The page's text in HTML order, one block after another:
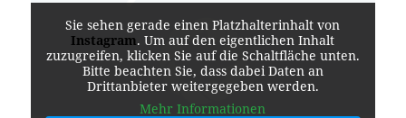
Sie sehen gerade einen Platzhalterinhalt von
Instagram. Um auf den eigentlichen Inhalt
zuzugreifen, klicken Sie auf die Schaltfläche unten.
Bitte beachten Sie, dass dabei Daten an
Drittanbieter weitergegeben werden.
Mehr Informationen